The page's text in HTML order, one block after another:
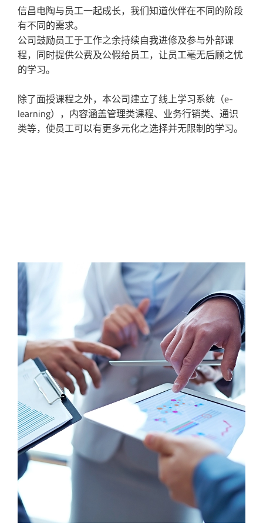
信昌电陶与员工一起成长，我们知道伙伴在不同的阶段
有不同的需求。
公司鼓励员工于工作之余持续自我进修及参与外部课
程，同时提供公费及公假给员工，让员工毫无后顾之忧
的学习。
除了面授课程之外，本公司建立了线上学习系统（e-
learning），内容涵盖管理类课程、业务行销类、通识
类等，使员工可以有更多元化之选择并无限制的学习。